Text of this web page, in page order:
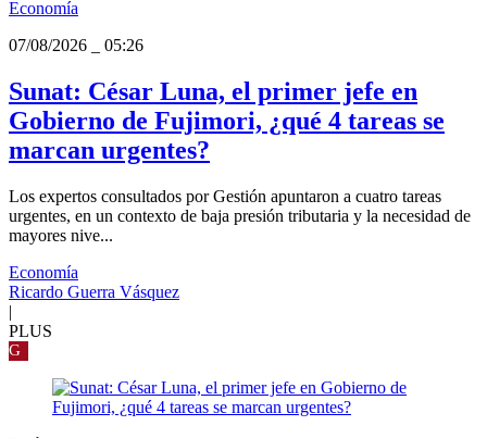
Economía
07/08/2026
05:26
Sunat: César Luna, el primer jefe en
Gobierno de Fujimori, ¿qué 4 tareas se
marcan urgentes?
Los expertos consultados por Gestión apuntaron a cuatro tareas
urgentes, en un contexto de baja presión tributaria y la necesidad de
mayores nive...
Economía
Ricardo Guerra Vásquez
|
PLUS
G